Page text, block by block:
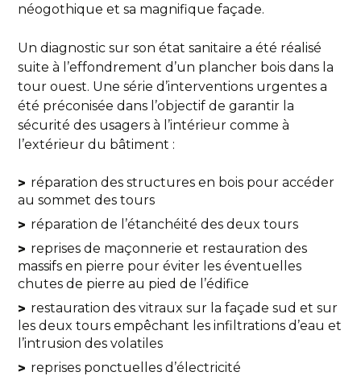
néogothique et sa magnifique façade.
Un diagnostic sur son état sanitaire a été réalisé
suite à l’effondrement d’un plancher bois dans la
tour ouest. Une série d’interventions urgentes a
été préconisée dans l’objectif de garantir la
sécurité des usagers à l’intérieur comme à
l’extérieur du bâtiment :
réparation des structures en bois pour accéder
au sommet des tours
réparation de l’étanchéité des deux tours
reprises de maçonnerie et restauration des
massifs en pierre pour éviter les éventuelles
chutes de pierre au pied de l’édifice
restauration des vitraux sur la façade sud et sur
les deux tours empêchant les infiltrations d’eau et
l’intrusion des volatiles
reprises ponctuelles d’électricité